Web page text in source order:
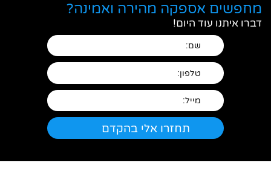
מחפשים אספקה מהירה ואמינה?
דברו איתנו עוד היום!